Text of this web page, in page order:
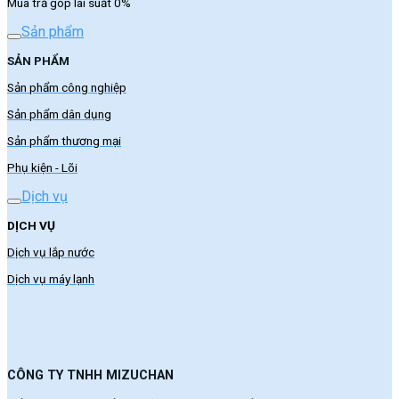
Sản phẩm
SẢN PHẨM
Sản phẩm công nghiệp
Sản phẩm dân dụng
Sản phẩm thương mại
Phụ kiện - Lõi
Dịch vụ
DỊCH VỤ
Dịch vụ lắp nước
Dịch vụ máy lạnh
CÔNG TY TNHH MIZUCHAN